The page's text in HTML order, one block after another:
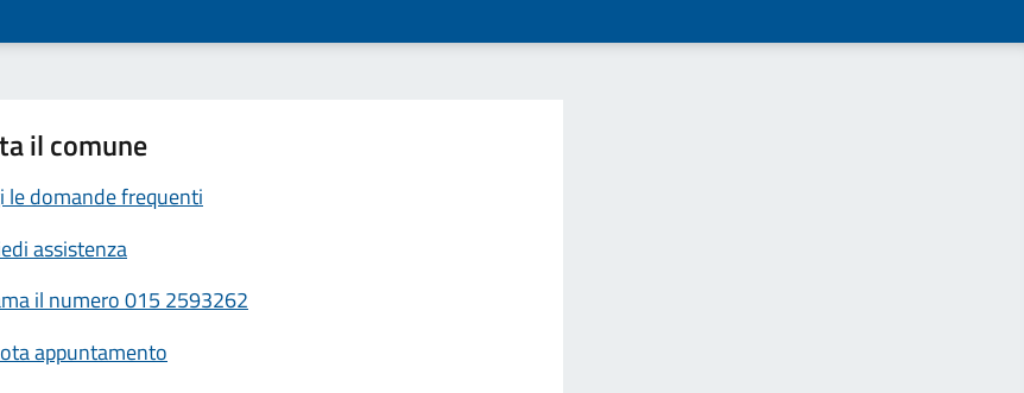
il comune
le domande frequenti
assistenza
il numero 015 2593262
appuntamento